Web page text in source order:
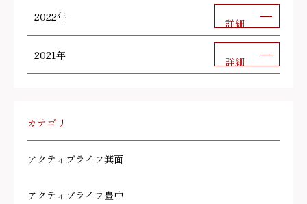
2022年 詳細
2021年 詳細
カテゴリ
アクティブライフ箕面
アクティブライフ豊中